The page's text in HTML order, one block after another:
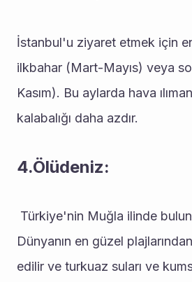
İstanbul'u ziyaret etmek için
ilkbahar (Mart-Mayıs) veya
Kasım). Bu aylarda hava
kalabalığı daha azdır.
4.Ölüdeniz:
Dünyanın en güzel
edilir ve turkuaz suları ve